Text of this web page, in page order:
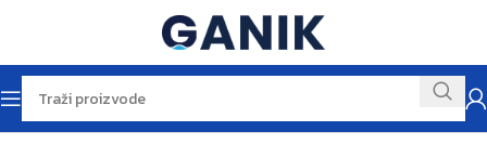
Početna Rasvjeta